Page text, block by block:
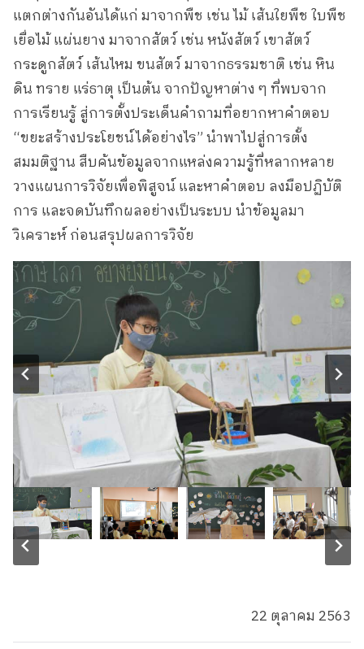
แตกต่างกันอันได้แก่ มาจากพืช เช่น ไม้ เส้นใยพืช ใบพืช
เยื่อไม้ แผ่นยาง มาจากสัตว์ เช่น หนังสัตว์ เขาสัตว์
กระดูกสัตว์ เส้นไหม ขนสัตว์ มาจากธรรมชาติ เช่น หิน
ดิน ทราย แร่ธาตุ เป็นต้น จากปัญหาต่าง ๆ ที่พบจาก
การเรียนรู้ สู่การตั้งประเด็นคำถามที่อยากหาคำตอบ
“ขยะสร้างประโยชน์ได้อย่างไร” นำพาไปสู่การตั้ง
สมมติฐาน สืบค้นข้อมูลจากแหล่งความรู้ที่หลากหลาย
วางแผนการวิจัยเพื่อพิสูจน์ และหาคำตอบ ลงมือปฏิบัติ
การ และจดบันทึกผลอย่างเป็นระบบ นำข้อมูลมา
วิเคราะห์ ก่อนสรุปผลการวิจัย
22 ตุลาคม 2563